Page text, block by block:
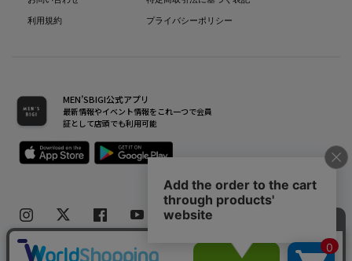
利用規約
プライバシーポリシー
MEN’SBIGI公式アプリ
最新情報やイベント情報をこれ一つで会員
証として店頭でも利用可能